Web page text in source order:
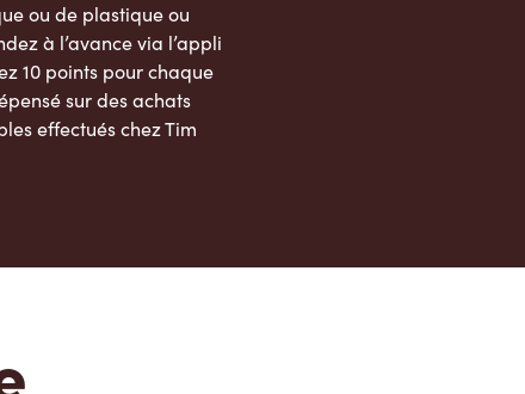
ou de plastique ou
à l’avance via l’appli
10 points pour chaque
sur des achats
effectués chez Tim